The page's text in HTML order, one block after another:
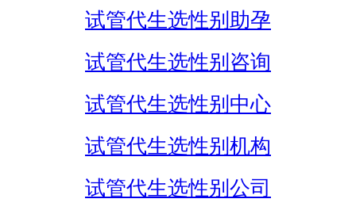
试管代生选性别助孕
试管代生选性别咨询
试管代生选性别中心
试管代生选性别机构
试管代生选性别公司